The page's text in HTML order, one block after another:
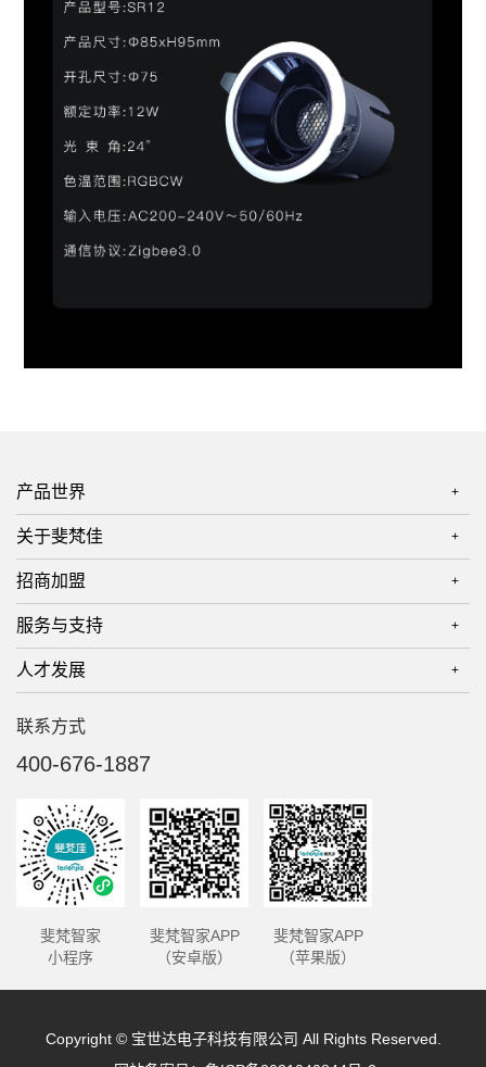
产品世界 +
智能门锁系列
智能开关面板
智能网关系列
智能筒灯系列
磁吸灯系列
T系列开关面板
关于斐梵佳 +
发展历程
荣誉资质
招商加盟 +
加盟政策
服务与支持 +
帮助中心
给我们留言
体验与购买
人才发展 +
校园招聘
社会招聘
联系方式
400-676-1887
斐梵智家
小程序
斐梵智家APP
（安卓版）
斐梵智家APP
（苹果版）
Copyright © 宝世达电子科技有限公司 All Rights Reserved.